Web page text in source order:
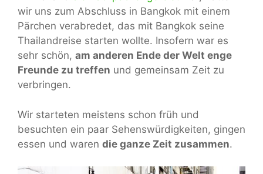
wir uns zum Abschluss in Bangkok mit einem
Pärchen verabredet, das mit Bangkok seine
Thailandreise starten wollte. Insofern war es
sehr schön, am anderen Ende der Welt enge
Freunde zu treffen und gemeinsam Zeit zu
verbringen.
Wir starteten meistens schon früh und
besuchten ein paar Sehenswürdigkeiten, gingen
essen und waren die ganze Zeit zusammen.